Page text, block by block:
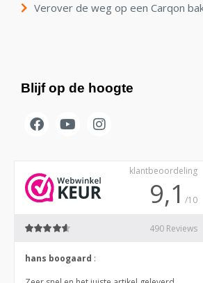
Verover de weg op een Carqon
Blijf op de hoogte